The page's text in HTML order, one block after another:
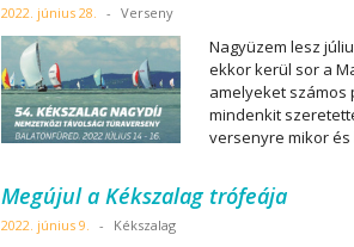
2022. június 28. - Verseny
Nagyüzem lesz
ekkor kerül sor a
amelyeket számos
mindenkit
versenyre mikor
Megújul a Kékszalag trófeája
2022. június 9. - Kékszalag